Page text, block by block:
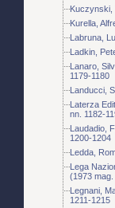
Kuczynski,
Kurella,
Labruna,
Ladkin,
Lanaro,
1179-1180
Landucci,
Laterza
nn. 1182-
Laudadio,
1200-1204
Ledda,
Lega
(1973
Legnani,
1211-1215